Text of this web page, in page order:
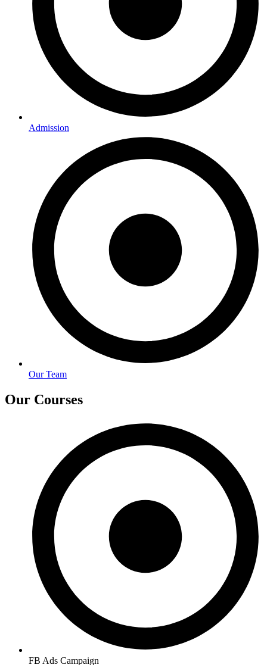
Admission
Our Team
Our Courses
FB Ads Campaign